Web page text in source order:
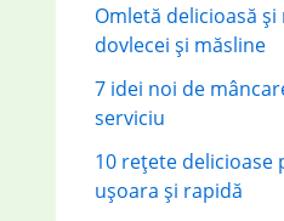
Omletă delicioasă și
dovlecei și măsline
7 idei noi de
serviciu
10 rețete delicioase
ușoara și rapidă